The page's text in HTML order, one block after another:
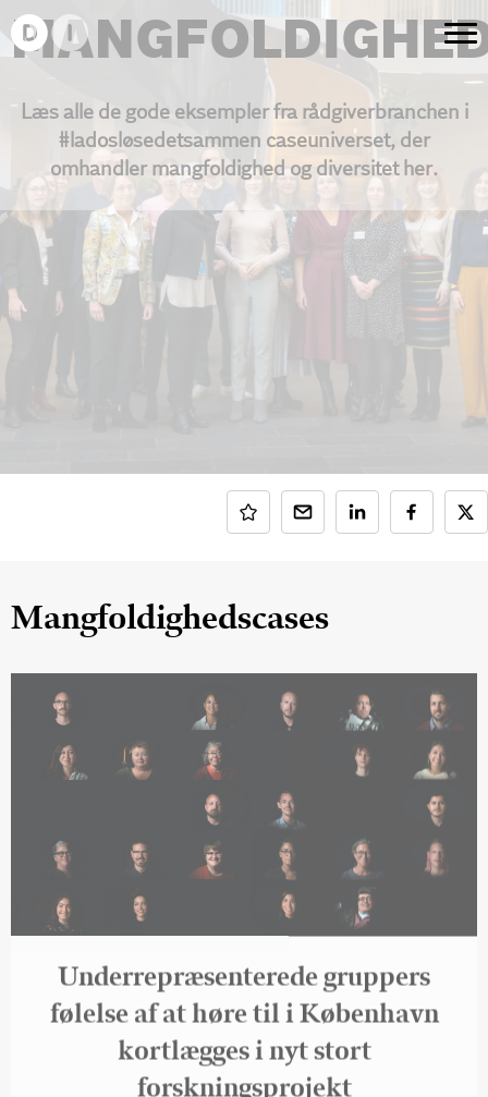
Læs alle de gode eksempler fra rådgiverbranchen i
#ladosløsedetsammen caseuniverset, der
omhandler mangfoldighed og diversitet her.
Mangfoldighedscases
følelse af at høre til i København
kortlægges i nyt stort
forskningsprojekt